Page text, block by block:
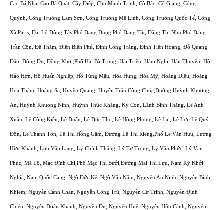
Cao Bá Nhạ, Cao Bá Quát, Cây Điệp, Chu Mạnh Trinh, Cô Bắc, Cô Giang, Cống
Quỳnh, Công Trường Lam Sơn, Công Trường Mê Linh, Công Trường Quốc Tế, Công
Xã Paris, Đại Lộ Đông Tây,Phố Đặng Dung,Phố Đặng Tất, Đặng Thị Nhu,Phố Đặng
Trần Côn, Đề Thám, Điện Biên Phủ, Đinh Công Tráng, Đinh Tiên Hoàng, Đỗ Quang
Đẩu, Đông Du, Đồng Khởi,Phố Hai Bà Trưng, Hải Triều, Hàm Nghi, Hàn Thuyên, Hồ
Hảo Hớn, Hồ Huấn Nghiệp, Hồ Tùng Mậu, Hòa Hưng, Hòa Mỹ, Hoàng Diệu, Hoàng
Hoa Thám, Hoàng Sa, Huyền Quang, Huyền Trân Công Chúa,Đường Huỳnh Khương
An, Huỳnh Khương Ninh, Huỳnh Thúc Kháng, Ký Con, Lãnh Binh Thăng, Lê Anh
Xuân, Lê Công Kiều, Lê Duẩn, Lê Đức Thọ, Lê Hồng Phong, Lê Lai, Lê Lợi, Lê Quý
Đôn, Lê Thánh Tôn, Lê Thị Hồng Gấm, Đường Lê Thị Riêng,Phố Lê Văn Hưu, Lương
Hữu Khánh, Lưu Văn Lang, Lý Chính Thắng, Lý Tự Trọng, Lý Văn Phức, Lý Văn
Phúc, Mã Lộ, Mạc Đĩnh Chi,Phố Mạc Thị Bưởi,Đường Mai Thị Lựu, Nam Kỳ Khởi
Nghĩa, Nam Quốc Cang, Ngô Đức Kế, Ngô Văn Năm, Nguyễn An Ninh, Nguyễn Bỉnh
Khiêm, Nguyễn Cảnh Chân, Nguyễn Công Trứ, Nguyễn Cư Trinh, Nguyễn Đình
Chiểu, Nguyễn Doãn Khanh, Nguyễn Du, Nguyễn Huệ, Nguyễn Hữu Cảnh, Nguyễn